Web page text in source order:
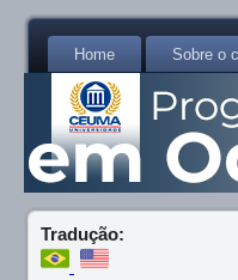
Home Sobre o
Tradução: